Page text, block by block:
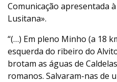
Comunicação apresentada
Lusitana».
“(…) Em pleno Minho (a 18
esquerda do ribeiro do
brotam as águas de
romanos. Salvaram-nas de